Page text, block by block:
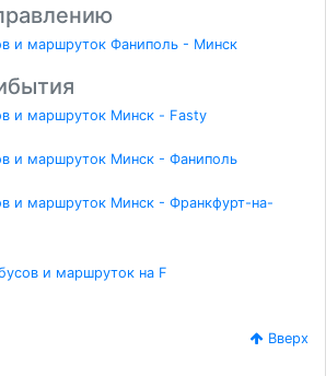
и маршруток Фаниполь - Минск
и маршруток Минск - Fasty
и маршруток Минск - Фаниполь
и маршруток Минск - Франкфурт-на-
и маршруток на F
Вверх